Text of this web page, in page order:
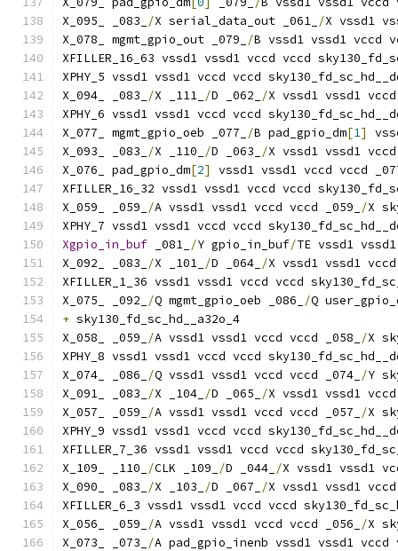
X_095_ _083_
/X serial_data_out _061_ /X vssd1
X_078_ mgmt_gpio_out _079_
/B vssd1 vssd1 vccd
XFILLER_16_63 vssd1 vssd1 vccd vccd
XPHY_5 vssd1 vssd1 vccd vccd
X_094_ _083_
/X _111_ /D _062_ /X vssd1 vssd1
XPHY_6 vssd1 vssd1 vccd vccd
X_077_ mgmt_gpio_oeb _077_
/B pad_gpio_dm[1]
X_093_ _083_
/X _110_ /D _063_ /X vssd1 vssd1
X_076_ pad_gpio_dm[2]
vssd1 vssd1 vccd vccd
XFILLER_16_32 vssd1 vssd1 vccd vccd
X_059_ _059_
/A vssd1 vssd1 vccd vccd _059_ /X
XPHY_7 vssd1 vssd1 vccd vccd
Xgpio_in_buf _081_ /Y gpio_in_buf/TE vssd1
X_092_ _083_
/X _101_ /D _064_ /X vssd1 vssd1
XFILLER_1_36 vssd1 vssd1 vccd vccd
X_075_ _092_
/Q mgmt_gpio_oeb _086_ /Q
+ sky130_fd_sc_hd__a32o_4
X_058_ _059_
/A vssd1 vssd1 vccd vccd _058_ /X
XPHY_8 vssd1 vssd1 vccd vccd
X_074_ _086_
/Q vssd1 vssd1 vccd vccd _074_ /Y
X_091_ _083_
/X _104_ /D _065_ /X vssd1 vssd1
X_057_ _059_
/A vssd1 vssd1 vccd vccd _057_ /X
XPHY_9 vssd1 vssd1 vccd vccd
XFILLER_7_36 vssd1 vssd1 vccd vccd
X_109_ _110_
/CLK _109_ /D _044_ /X vssd1 vssd1
X_090_ _083_
/X _103_ /D _067_ /X vssd1 vssd1
XFILLER_6_3 vssd1 vssd1 vccd vccd
X_056_ _059_
/A vssd1 vssd1 vccd vccd _056_ /X
X_073_ _073_
/A pad_gpio_inenb vssd1 vssd1 vccd